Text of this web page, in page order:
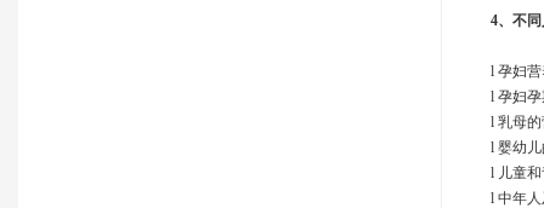
4、 不
l 孕妇
l 孕妇
l 乳母
l 婴幼
l 儿童
l 中年